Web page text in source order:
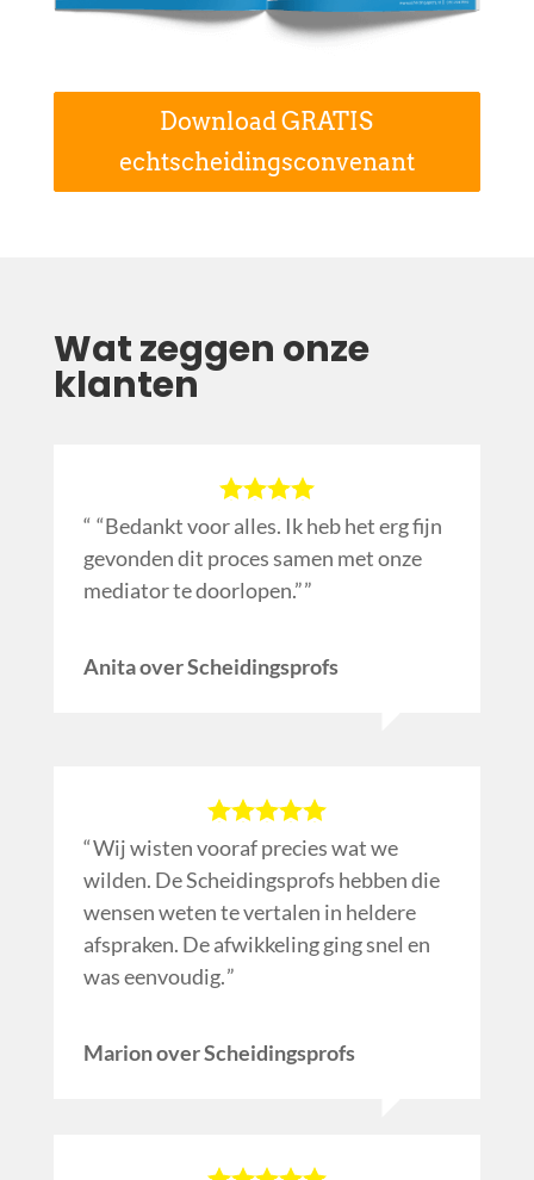
Download GRATIS
echtscheidingsconvenant
Wat zeggen onze
klanten
“Bedankt voor alles. Ik heb het erg fijn
gevonden dit proces samen met onze
mediator te doorlopen.”
Anita over Scheidingsprofs
Wij wisten vooraf precies wat we
wilden. De Scheidingsprofs hebben die
wensen weten te vertalen in heldere
afspraken. De afwikkeling ging snel en
was eenvoudig.
Marion over Scheidingsprofs